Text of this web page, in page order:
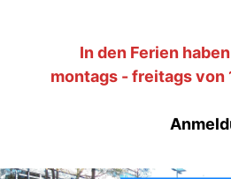
In den Ferien
montags - freitags von